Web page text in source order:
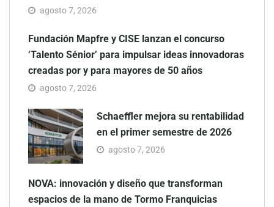
agosto 7, 2026
Fundación Mapfre y CISE lanzan el concurso
‘Talento Sénior’ para impulsar ideas innovadoras
creadas por y para mayores de 50 años
agosto 7, 2026
Schaeffler mejora su rentabilidad
en el primer semestre de 2026
agosto 7, 2026
NOVA: innovación y diseño que transforman
espacios de la mano de Tormo Franquicias